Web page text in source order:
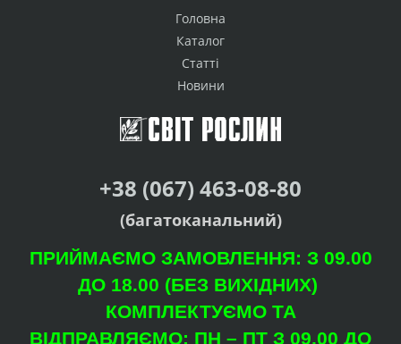
Головна
Каталог
Статті
Новини
+38 (067) 463-08-80
(багатоканальний)
ПРИЙМАЄМО ЗАМОВЛЕННЯ: З 09.00
ДО 18.00 (БЕЗ ВИХІДНИХ)
КОМПЛЕКТУЄМО ТА
ВІДПРАВЛЯЄМО: ПН – ПТ З 09.00 ДО